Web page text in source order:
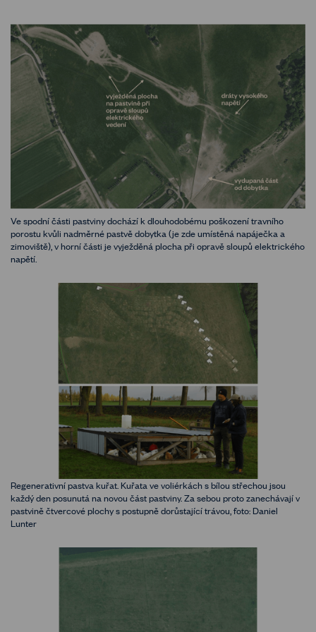
Ve spodní části pastviny dochází k dlouhodobému poškození travního
porostu kvůli nadměrné pastvě dobytka (je zde umístěná napáječka a
zimoviště), v horní části je vyježděná plocha při opravě sloupů elektrického
napětí.
Regenerativní pastva kuřat. Kuřata ve voliérkách s bílou střechou jsou
každý den posunutá na novou část pastviny. Za sebou proto zanechávají v
pastvině čtvercové plochy s postupně dorůstající trávou, foto: Daniel
Lunter